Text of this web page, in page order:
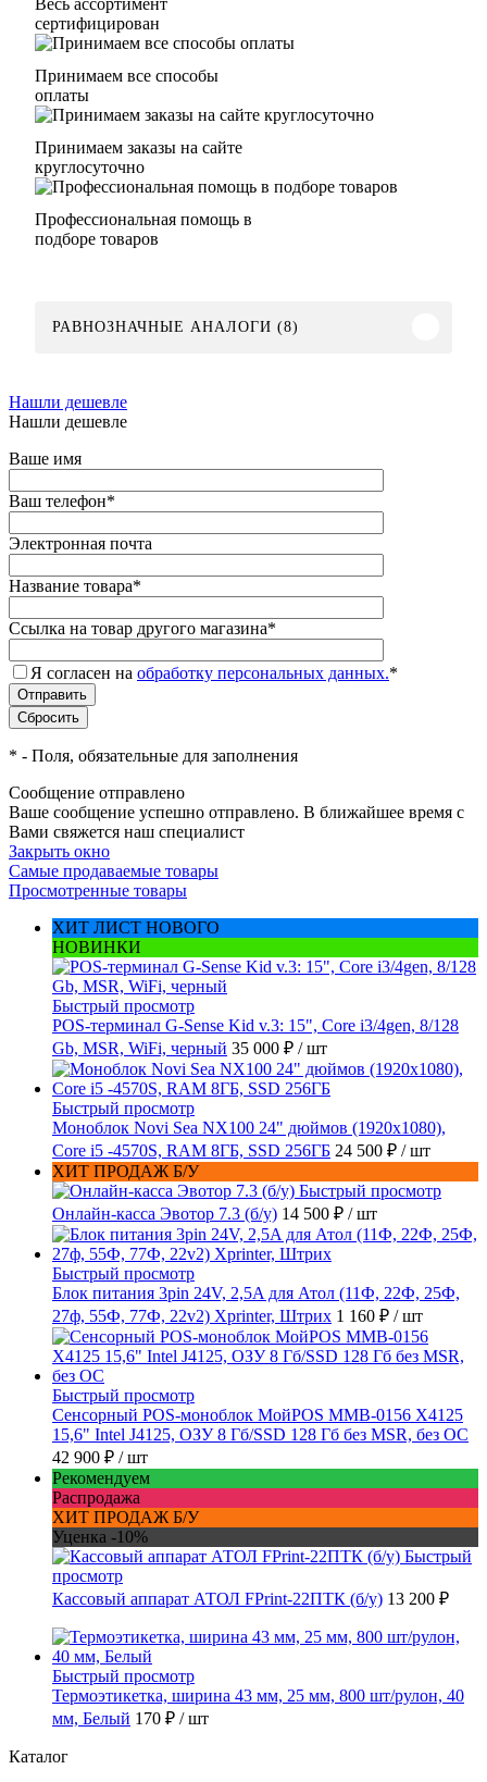
сертифицирован
Принимаем все способы
оплаты
Принимаем заказы на сайте
круглосуточно
Профессиональная помощь в
подборе товаров
РАВНОЗНАЧНЫЕ АНАЛОГИ (8)
Нашли дешевле
Нашли дешевле
Ваше имя
Ваш телефон*
Электронная почта
Название товара*
Ссылка на товар другого магазина*
Я согласен на обработку персональных данных.*
* - Поля, обязательные для заполнения
Сообщение отправлено
Ваше сообщение успешно отправлено. В ближайшее время с
Вами свяжется наш специалист
Закрыть окно
Самые продаваемые товары
Просмотренные товары
ХИТ ЛИСТ НОВОГО
НОВИНКИ
Быстрый просмотр
POS-терминал G-Sense Kid v.3: 15", Core i3/4gen, 8/128
Gb, MSR, WiFi, черный 35 000 ₽ / шт
Быстрый просмотр
Моноблок Novi Sea NX100 24" дюймов (1920x1080),
Core i5 -4570S, RAM 8ГБ, SSD 256ГБ 24 500 ₽ / шт
ХИТ ПРОДАЖ Б/У
Быстрый просмотр
Онлайн-касса Эвотор 7.3 (б/у) 14 500 ₽ / шт
Быстрый просмотр
Блок питания 3pin 24V, 2,5A для Атол (11Ф, 22Ф, 25Ф,
27ф, 55Ф, 77Ф, 22v2) Xprinter, Штрих 1 160 ₽ / шт
Быстрый просмотр
Сенсорный POS-моноблок МойPOS MMB-0156 X4125
15,6" Intel J4125, ОЗУ 8 Гб/SSD 128 Гб без MSR, без ОС
42 900 ₽ / шт
Рекомендуем
Распродажа
ХИТ ПРОДАЖ Б/У
Уценка -10%
Быстрый
просмотр
Кассовый аппарат АТОЛ FPrint-22ПТК (б/у) 13 200 ₽
Быстрый просмотр
Термоэтикетка, ширина 43 мм, 25 мм, 800 шт/рулон, 40
мм, Белый 170 ₽ / шт
Каталог